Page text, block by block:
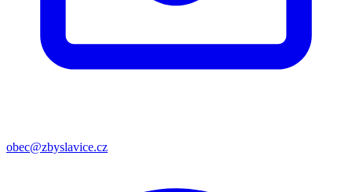
obec@zbyslavice.cz